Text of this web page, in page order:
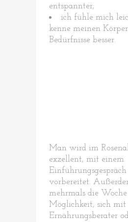
entspannter;
ich fühle mich
kenne meinen
Bedürfnisse besser.
Man wird im
exzellent, mit einem
vorbereitet.
mehrmals die
Möglichkeit, sich mit
Ernährungsberater